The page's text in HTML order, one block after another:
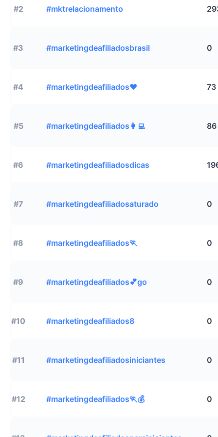
#2 #mktrelacionamento
#3 #marketingdeafiliadosbrasil 0
#4 #marketingdeafiliados❤️ 73
#5 #marketingdeafiliados👩‍💻 86
#6 #marketingdeafiliadosdicas
#7 #marketingdeafiliadosaturado 0
#8 #marketingdeafiliados🏃 0
#9 #marketingdeafiliados💕go 0
#10 #marketingdeafiliados8 0
#11 #marketingdeafiliadosiniciantes 0
#12 #marketingdeafiliados🏃💰 0